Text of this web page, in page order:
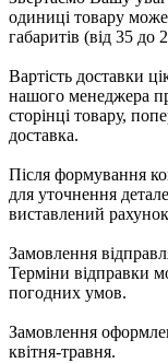
одиниці товару може
габаритів (від 35 до
Вартість доставки
нашого менеджера
сторінці товару,
доставка.
Після формування
для уточнення
виставлений
Замовлення
Терміни відправки
погодних умов.
Замовлення
квітня-травня.